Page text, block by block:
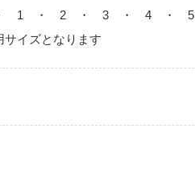
1 ・ 2 ・ 3 ・ 4 ・ 5
イズとなります